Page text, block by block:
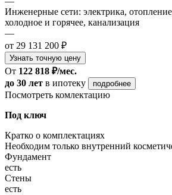
Инженерные сети: электрика,
холодное и горячее, канализация
—
от 29 131 200 ₽
Узнать точную цену
От 122 818 ₽/мес.
до 30 лет в ипотеку подробнее
Посмотреть комлектацию
Под ключ
Кратко о комплектациях
Необходим только внутренний
Фундамент
есть
Стены
есть